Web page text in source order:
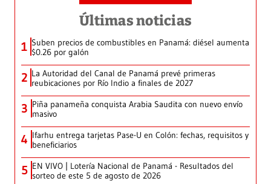
Últimas noticias
1 Suben precios de combustibles en Panamá: diésel aumenta
$0.26 por galón
2 La Autoridad del Canal de Panamá prevé primeras
reubicaciones por Río Indio a finales de 2027
3 Piña panameña conquista Arabia Saudita con nuevo envío
masivo
4 Ifarhu entrega tarjetas Pase-U en Colón: fechas, requisitos y
beneficiarios
5 EN VIVO | Lotería Nacional de Panamá - Resultados del
sorteo de este 5 de agosto de 2026